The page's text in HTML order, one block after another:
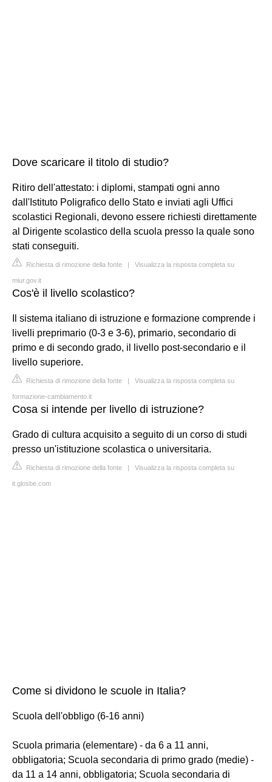
Dove scaricare il titolo di studio?
Ritiro dell'attestato: i diplomi, stampati ogni anno
dall'Istituto Poligrafico dello Stato e inviati agli Uffici
scolastici Regionali, devono essere richiesti direttamente
al Dirigente scolastico della scuola presso la quale sono
stati conseguiti.
Richiesta di rimozione della fonte | Visualizza la risposta completa su
miur.gov.it
Cos'è il livello scolastico?
Il sistema italiano di istruzione e formazione comprende i
livelli preprimario (0-3 e 3-6), primario, secondario di
primo e di secondo grado, il livello post-secondario e il
livello superiore.
Richiesta di rimozione della fonte | Visualizza la risposta completa su
formazione-cambiamento.it
Cosa si intende per livello di istruzione?
Grado di cultura acquisito a seguito di un corso di studi
presso un'istituzione scolastica o universitaria.
Richiesta di rimozione della fonte | Visualizza la risposta completa su
it.glosbe.com
Come si dividono le scuole in Italia?
Scuola dell'obbligo (6-16 anni)
Scuola primaria (elementare) - da 6 a 11 anni,
obbligatoria; Scuola secondaria di primo grado (medie) -
da 11 a 14 anni, obbligatoria; Scuola secondaria di